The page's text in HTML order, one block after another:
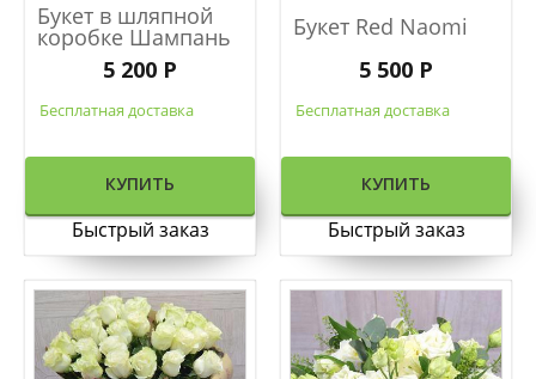
Букет в шляпной
коробке Шампань
5 200 Р
Бесплатная доставка
КУПИТЬ
Быстрый заказ
Букет Red Naomi
5 500 Р
Бесплатная доставка
КУПИТЬ
Быстрый заказ